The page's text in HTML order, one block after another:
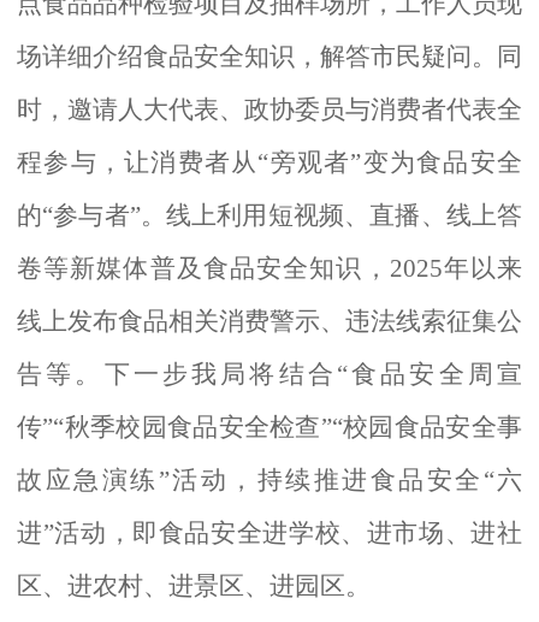
场详细介绍食品安全知识，解答市民疑问。同
时，邀请人大代表、政协委员与消费者代表全
程参与，让消费者从“旁观者”变为食品安全
的“参与者”。线上利用短视频、直播、线上答
卷等新媒体普及食品安全知识，2025年以来
线上发布食品相关消费警示、违法线索征集公
告等 。下一步我局将结合 “食品安全周宣
传”“秋季校园食品安全检查”“校园食品安全事
故应急演练”活动，持续推进食品安全“六
进”活动，即食品安全进学校、进市场、进社
区、进农村、进景区、进园区。